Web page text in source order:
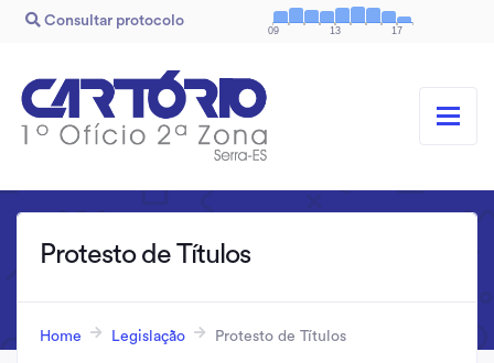
Consultar protocolo
09 13 17
Protesto de Títulos
Home Legislação Protesto de Títulos